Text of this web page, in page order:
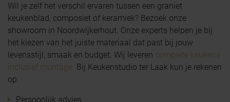
Wil je zelf het verschil ervaren tussen een graniet
keukenblad, composiet of keramiek? Bezoek onze
showroom in Noordwijkerhout. Onze experts helpen je bij
het kiezen van het juiste materiaal dat past bij jouw
levensstijl, smaak en budget. Wij leveren complete keukens
inclusief montage . Bij Keukenstudio ter Laak kun je rekenen
op:
Persoonlijk advies